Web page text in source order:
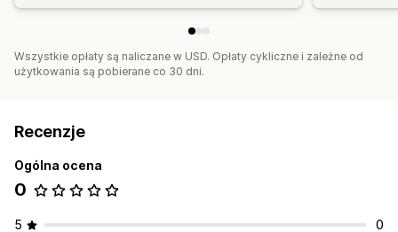
Wszystkie opłaty są naliczane w USD. Opłaty cykliczne i zależne od
użytkowania są pobierane co 30 dni.
Recenzje
Ogólna ocena
0
5 0